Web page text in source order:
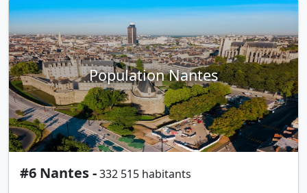
Population Nantes
#6 Nantes -332 515 habitants